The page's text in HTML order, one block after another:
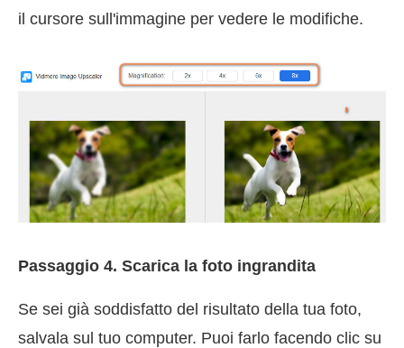
il cursore sull'immagine per vedere le modifiche.
Passaggio 4. Scarica la foto ingrandita
Se sei già soddisfatto del risultato della tua foto,
salvala sul tuo computer. Puoi farlo facendo clic su